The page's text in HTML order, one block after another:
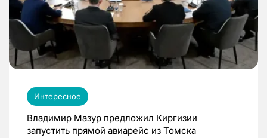
Интересное
Владимир Мазур предложил Киргизии
запустить прямой авиарейс из Томска